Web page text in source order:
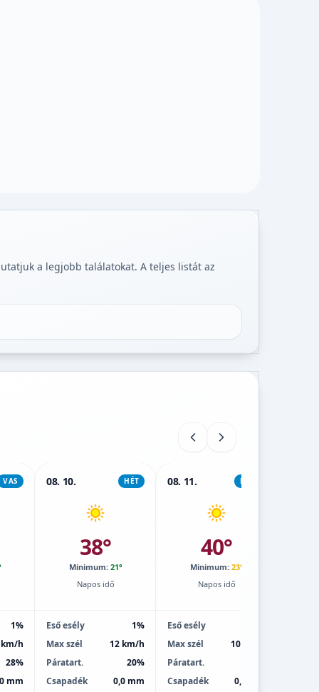
a legjobb találatokat. A teljes listát az
VAS
1%
km/h
28%
mm
08. 10. HÉT
38°
Minimum: 21°
Napos idő
Eső esély
1%
Max szél
12 km/h
Páratart.
20%
Csapadék
0,0 mm
08. 11. KEDD
40°
Minimum: 23°
Napos idő
Eső esély
Max szél
10 km/h
Páratart.
Csapadék
0,0 mm